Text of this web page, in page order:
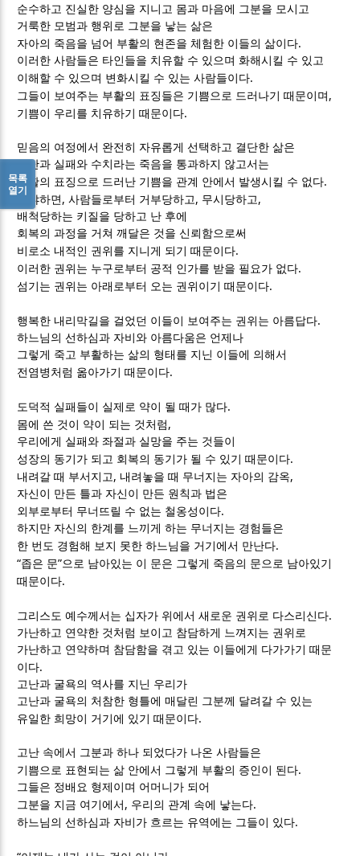
순수하고 진실한 양심을 지니고 몸과 마음에 그분을 모시고
거룩한 모범과 행위로 그분을 낳는 삶은
자아의 죽음을 넘어 부활의 현존을 체험한 이들의 삶이다.
이러한 사람들은 타인들을 치유할 수 있으며 화해시킬 수 있고
이해할 수 있으며 변화시킬 수 있는 사람들이다.
그들이 보여주는 부활의 표징들은 기쁨으로 드러나기 때문이며 ,
기쁨이 우리를 치유하기 때문이다.
믿음의 여정에서 완전히 자유롭게 선택하고 결단한 삶은
고난과 실패와 수치라는 죽음을 통과하지 않고서는
부활의 표징으로 드러난 기쁨을 관계 안에서 발생시킬 수 없다.
왜냐하면 ,사람들로부터 거부당하고 , 무시당하고 ,
배척당하는 키질을 당하고 난 후에
회복의 과정을 거쳐 깨달은 것을 신뢰함으로써
비로소 내적인 권위를 지니게 되기 때문이다.
이러한 권위는 누구로부터 공적 인가를 받을 필요가 없다.
섬기는 권위는 아래로부터 오는 권위이기 때문이다.
행복한 내리막길을 걸었던 이들이 보여주는 권위는 아름답다.
하느님의 선하심과 자비와 아름다움은 언제나
그렇게 죽고 부활하는 삶의 형태를 지닌 이들에 의해서
전염병처럼 옮아가기 때문이다.
도덕적 실패들이 실제로 약이 될 때가 많다.
몸에 쓴 것이 약이 되는 것처럼 ,
우리에게 실패와 좌절과 실망을 주는 것들이
성장의 동기가 되고 회복의 동기가 될 수 있기 때문이다.
내려갈 때 부서지고 , 내려놓을 때 무너지는 자아의 감옥,
자신이 만든 틀과 자신이 만든 원칙과 법은
외부로부터 무너뜨릴 수 없는 철옹성이다.
하지만 자신의 한계를 느끼게 하는 무너지는 경험들은
한 번도 경험해 보지 못한 하느님을 거기에서 만난다.
“좁은 문”으로 남아있는 이 문은 그렇게 죽음의 문으로 남아있기
때문이다.
그리스도 예수께서는 십자가 위에서 새로운 권위로 다스리신다.
가난하고 연약한 것처럼 보이고 참담하게 느껴지는 권위로
가난하고 연약하며 참담함을 겪고 있는 이들에게 다가가기 때문
이다.
고난과 굴욕의 역사를 지닌 우리가
고난과 굴욕의 처참한 형틀에 매달린 그분께 달려갈 수 있는
유일한 희망이 거기에 있기 때문이다.
고난 속에서 그분과 하나 되었다가 나온 사람들은
기쁨으로 표현되는 삶 안에서 그렇게 부활의 증인이 된다.
그들은 정배요 형제이며 어머니가 되어
그분을 지금 여기에서 , 우리의 관계 속에 낳는다.
하느님의 선하심과 자비가 흐르는 유역에는 그들이 있다.
목록
열기